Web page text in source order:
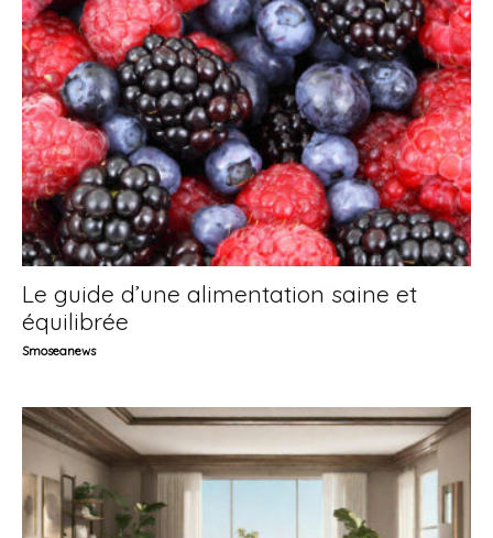
Le guide d’une alimentation saine et
équilibrée
Smoseanews